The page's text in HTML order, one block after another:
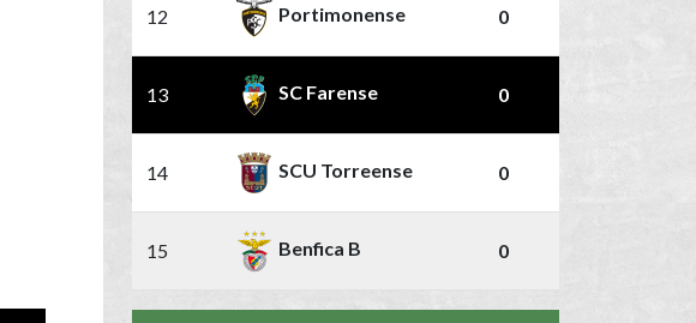
12 Portimonense 0
13 SC Farense 0
14 SCU Torreense 0
15 Benfica B 0